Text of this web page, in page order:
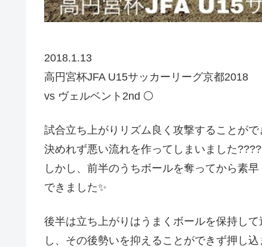
2018.1.13
高円宮杯JFA U15サッカーリーグ京都2018
vs ヴェルベント2nd ⚪️
試合立ち上がりリズム良く攻撃することが
決めれず悪い流れを作ってしまいました????
しかし、前半のうちボールを奪ってから素
できました✨
後半は立ち上がりはうまくボールを保持し
し、その後勢いを抑えることができず押し